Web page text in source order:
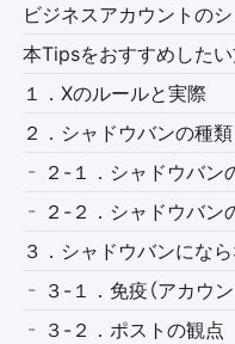
ビジネスアカウントの
本Tipsをおすすめした
１．Xのルールと実際
２．シャドウバンの種
２-１．シャドウバン
２-２．シャドウバン
３．シャドウバンにな
３-１．免疫（アカウ
３-２．ポストの観点